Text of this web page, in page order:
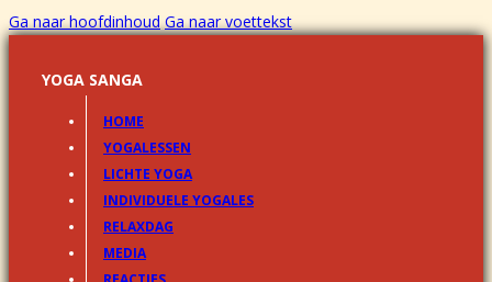
Ga naar hoofdinhoud Ga naar voettekst
YOGA SANGA
HOME
YOGALESSEN
LICHTE YOGA
INDIVIDUELE YOGALES
RELAXDAG
MEDIA